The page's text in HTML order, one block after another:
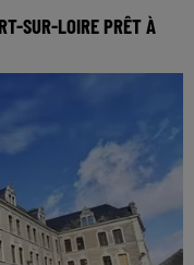
SUR-LOIRE PRÊT À